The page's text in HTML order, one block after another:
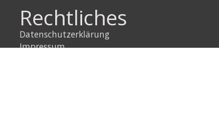
Rechtliches
Datenschutzerklärung
Impressum